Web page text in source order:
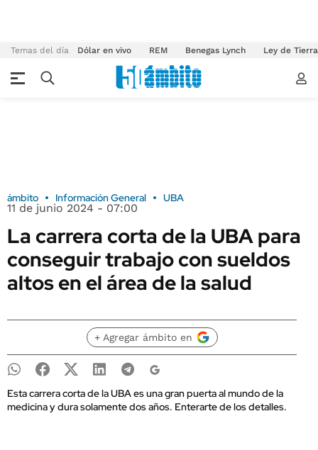
Temas del día Dólar en vivo REM Benegas Lynch Ley de
ámbito Información General UBA
11 de junio 2024 - 07:00
La carrera corta de la UBA para
conseguir trabajo con sueldos
altos en el área de la salud
+ Agregar ámbito en
Esta carrera corta de la UBA es una gran puerta al mundo de la
medicina y dura solamente dos años. Enterarte de los detalles.